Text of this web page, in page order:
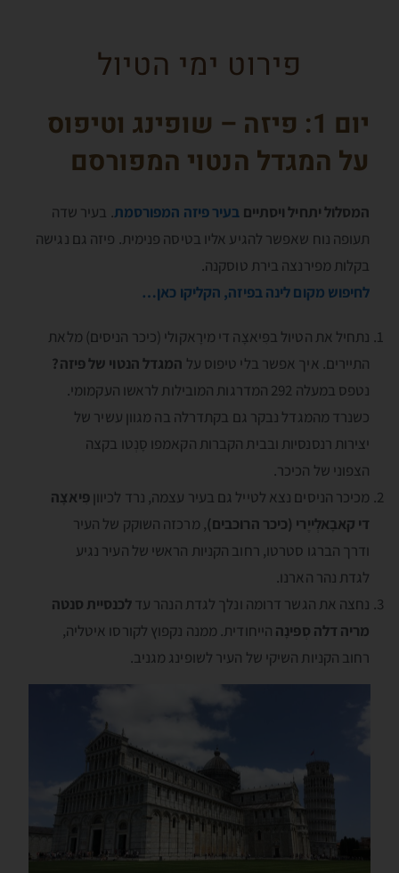
פירוט ימי הטיול
יום 1: פיזה – שופינג וטיפוס
על המגדל הנטוי המפורסם
המסלול יתחיל ויסתיים בעיר פיזה המפורסמת. בעיר שדה
תעופה נוח שאפשר להגיע אליו בטיסה פנימית. פיזה גם נגישה
בקלות מפירנצה בירת טוסקנה.
לחיפוש מקום לינה בפיזה, הקליקו כאן…
נתחיל את הטיול בפִּיאצָה די מירָאקולי (כיכר הניסים) מלאת
התיירים. איך אפשר בלי טיפוס על המגדל הנטוי של פּיזה?
נטפס במעלה 292 המדרגות המובילות לראשו העקמומי.
כשנרד מהמגדל נבקר גם בקתדרלה בה מגוון עשיר של
יצירות רנסנסיות ובבית הקברות הקאמפו סָנְטו בקצה
הצפוני של הכיכר.
מכיכר הניסים נצא לטייל גם בעיר עצמה, נרד לכיווןפִּיאצָה
די קאבָאלְייֶרי (כיכר הרוכבים), מרכזה השוקק של העיר
ודרך הברגו סטרטו, רחוב הקניות הראשי של העיר נגיע
לגדת נהר הארנו.
נחצה את הגשר דרומה ונלך לגדת הנהר עדלכנסיית סנטה
מריה דלה סְפּינָה הייחודית. ממנה נקפוץ לקורסו איטליה,
רחוב הקניות השיקי של העיר לשופינג מגניב.